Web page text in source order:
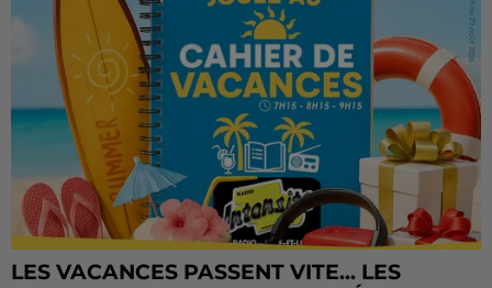
LES VACANCES PASSENT VITE... LES